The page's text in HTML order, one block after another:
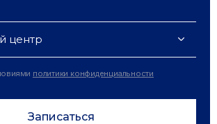
центр
политики конфиденциальности
Записаться